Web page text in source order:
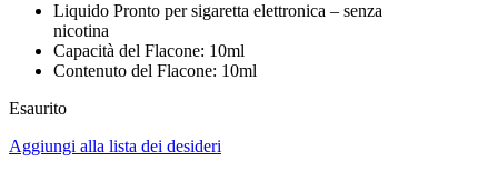
Liquido Pronto per sigaretta elettronica – senza
nicotina
Capacità del Flacone: 10ml
Contenuto del Flacone: 10ml
Esaurito
Aggiungi alla lista dei desideri